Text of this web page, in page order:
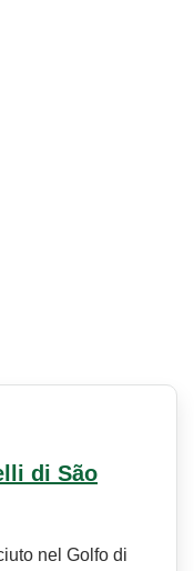
di São
nel Golfo di